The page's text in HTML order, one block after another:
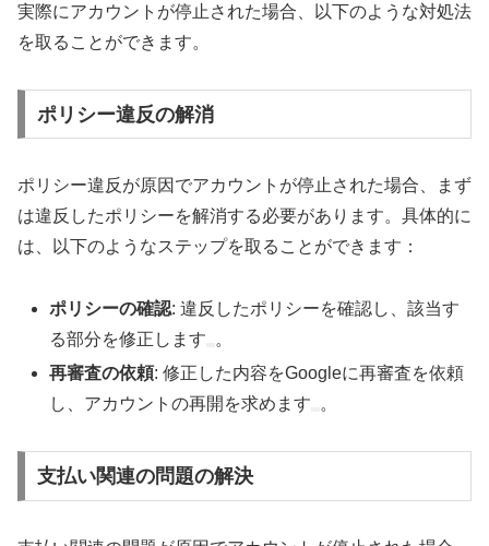
実際にアカウントが停止された場合、以下のような対処法
を取ることができます。
ポリシー違反の解消
ポリシー違反が原因でアカウントが停止された場合、まず
は違反したポリシーを解消する必要があります。具体的に
は、以下のようなステップを取ることができます：
ポリシーの確認: 違反したポリシーを確認し、該当す
る部分を修正します
。
再審査の依頼: 修正した内容をGoogleに再審査を依頼
し、アカウントの再開を求めます 。
支払い関連の問題の解決